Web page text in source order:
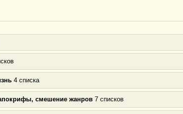
4 списка
смешение жанров 7 списков